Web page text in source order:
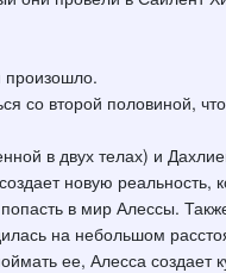
произошло.
со второй половиной,
в двух телах) и
новую
в мир Алессы.
на небольшом
ее, Алесса создает